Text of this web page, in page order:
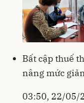
Bất cập thuế
nâng mức
03:50, 22/05/